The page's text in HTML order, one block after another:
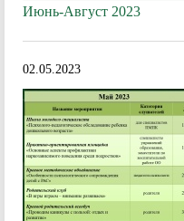
Июнь-Август 2023
02.05.2023